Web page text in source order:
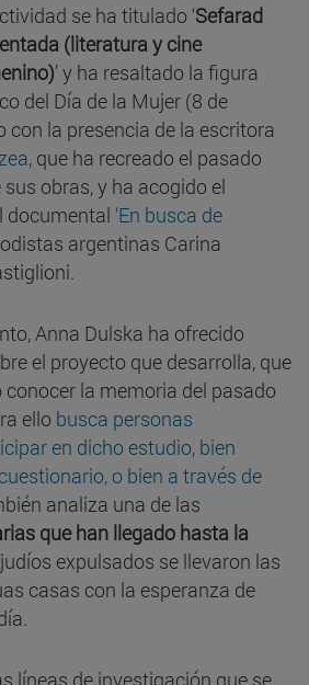
se ha titulado ‘Sefarad
(literatura y cine
’ y ha resaltado la figura
del Día de la Mujer (8 de
con la presencia de la escritora
, que ha recreado el pasado
obras, y ha acogido el
documental ‘En busca de
argentinas Carina
Anna Dulska ha ofrecido
el proyecto que desarrolla, que
la memoria del pasado
ello busca personas
en dicho estudio, bien
o bien a través de
analiza una de las
que han llegado hasta la
expulsados se llevaron las
casas con la esperanza de
líneas de investigación que se